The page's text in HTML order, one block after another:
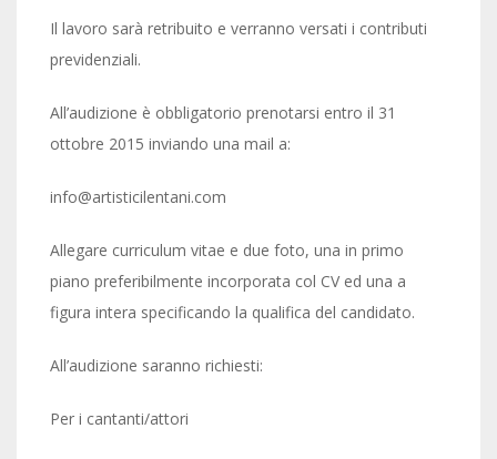
Il lavoro sarà retribuito e verranno versati i contributi
previdenziali.
All’audizione è obbligatorio prenotarsi entro il 31
ottobre 2015 inviando una mail a:
info@artisticilentani.com
Allegare curriculum vitae e due foto, una in primo
piano preferibilmente incorporata col CV ed una a
figura intera specificando la qualifica del candidato.
All’audizione saranno richiesti:
Per i cantanti/attori